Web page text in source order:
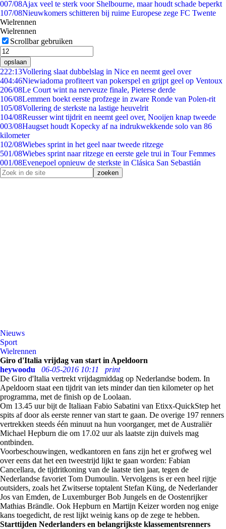
007/08Ajax veel te sterk voor Shelbourne, maar houdt schade beperkt
107/08Nieuwkomers schitteren bij ruime Europese zege FC Twente
Wielrennen
Wielrennen
Scrollbar gebruiken
opslaan
222:13Vollering slaat dubbelslag in Nice en neemt geel over
404:46Niewiadoma profiteert van pokerspel en grijpt geel op Ventoux
206/08Le Court wint na nerveuze finale, Pieterse derde
106/08Lemmen boekt eerste profzege in zware Ronde van Polen-rit
105/08Vollering de sterkste na lastige heuvelrit
104/08Reusser wint tijdrit en neemt geel over, Nooijen knap tweede
003/08Haugset houdt Kopecky af na indrukwekkende solo van 86
kilometer
102/08Wiebes sprint in het geel naar tweede ritzege
501/08Wiebes sprint naar ritzege en eerste gele trui in Tour Femmes
001/08Evenepoel opnieuw de sterkste in Clásica San Sebastián
Nieuws
Sport
Wielrennen
Giro d'Italia vrijdag van start in Apeldoorn
heywoodu
06-05-2016 10:11
print
De Giro d'Italia vertrekt vrijdagmiddag op Nederlandse bodem. In
Apeldoorn staat een tijdrit van iets minder dan tien kilometer op het
programma, met de finish op de Loolaan.
Om 13.45 uur bijt de Italiaan Fabio Sabatini van Etixx-QuickStep het
spits af door als eerste renner van start te gaan. De overige 197 renners
vertrekken steeds één minuut na hun voorganger, met de Australiër
Michael Hepburn die om 17.02 uur als laatste zijn duivels mag
ontbinden.
Voorbeschouwingen, wedkantoren en fans zijn het er grofweg wel
over eens dat het een tweestrijd lijkt te gaan worden: Fabian
Cancellara, de tijdritkoning van de laatste tien jaar, tegen de
Nederlandse favoriet Tom Dumoulin. Vervolgens is er een heel rijtje
outsiders, zoals het Zwitserse toptalent Stefan Küng, de Nederlander
Jos van Emden, de Luxemburger Bob Jungels en de Oostenrijker
Mathias Brändle. Ook Hepburn en Martijn Keizer worden nog enige
kans toegedicht, de rest lijkt weinig kans op de zege te hebben.
Starttijden Nederlanders en belangrijkste klassementsrenners